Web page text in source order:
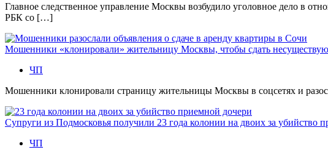
Главное следственное управление Москвы возбудило уголовное дело в
РБК со […]
Мошенники «клонировали» жительницу Москвы, чтобы сдать
ЧП
Мошенники клонировали страницу жительницы Москвы в соцсетях и
Супруги из Подмосковья получили 23 года колонии на двоих за убийство
ЧП